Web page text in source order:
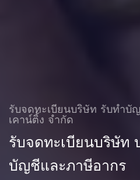
รับจดทะเบียนบริษัท รับทําบั
เคาน์ติ้ง จำกัด
รับจดทะเบียนบริษัท
บัญชีและภาษีอากร